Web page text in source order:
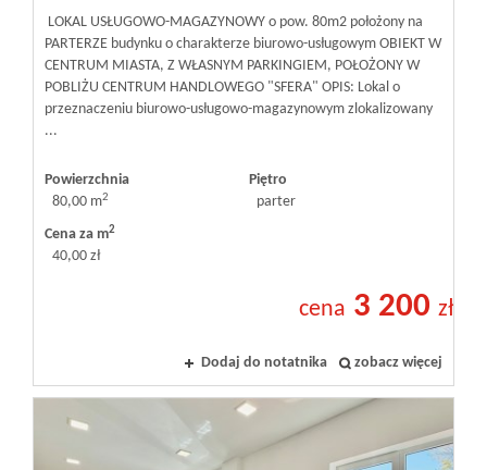
LOKAL USŁUGOWO-MAGAZYNOWY o pow. 80m2 położony na
PARTERZE budynku o charakterze biurowo-usługowym OBIEKT W
CENTRUM MIASTA, Z WŁASNYM PARKINGIEM, POŁOŻONY W
POBLIŻU CENTRUM HANDLOWEGO "SFERA" OPIS: Lokal o
przeznaczeniu biurowo-usługowo-magazynowym zlokalizowany
...
Powierzchnia
80,00 m2
Piętro
parter
Cena za m2
40,00 zł
cena 3 200 zł
Dodaj do notatnika zobacz więcej